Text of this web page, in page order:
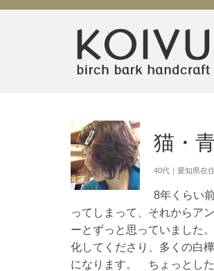
猫・
40代｜愛知県在
8年くらい
ってしまって、それからア
ーとずっと思っていました
化してくださり、多くの白
になります。 ちょっとし